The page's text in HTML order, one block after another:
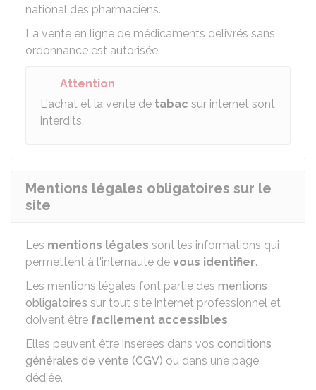
national des pharmaciens.
La vente en ligne de médicaments délivrés sans
ordonnance est autorisée.
Attention
L'achat et la vente de tabac sur internet sont
interdits.
Mentions légales obligatoires sur le
site
Les mentions légales sont les informations qui
permettent à l'internaute de vous identifier.
Les mentions légales font partie des mentions
obligatoires sur tout site internet professionnel et
doivent être facilement accessibles.
Elles peuvent être insérées dans vos conditions
générales de vente (CGV) ou dans une page
dédiée.